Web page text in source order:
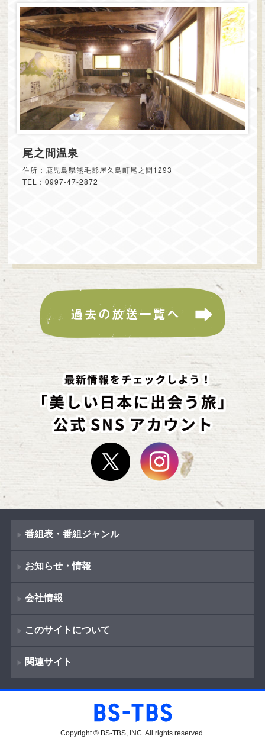
尾之間温泉
住所：鹿児島県熊毛郡屋久島町尾之間1293
TEL：0997-47-2872
Copyright © BS-TBS, INC. All rights reserved.
番組表・番組ジャンル
番組表
番組ジャンル
ドラマ
映画
お知らせ・情報
新着情報
お知らせ
イベント
ショッピング
会社情報
会社概要
（Company Information）
放送番組審議会
このサイトについて
著作権とリンク
サイトポリシー
関連サイト